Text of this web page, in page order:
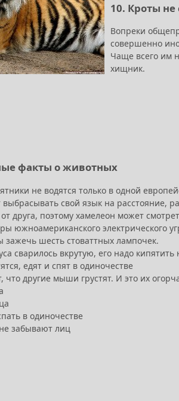
10. Кроты
Вопреки
совершенно
Чаще всего им
хищник.
факты о животных
не водятся только в одной
свой язык на расстояние,
друга, поэтому хамелеон может
южноамериканского электрического
зажечь шесть стоваттных лампочек.
сварилось вкрутую, его надо
едят и спят в одиночестве
другие мыши грустят. И это их
в одиночестве
забывают лиц